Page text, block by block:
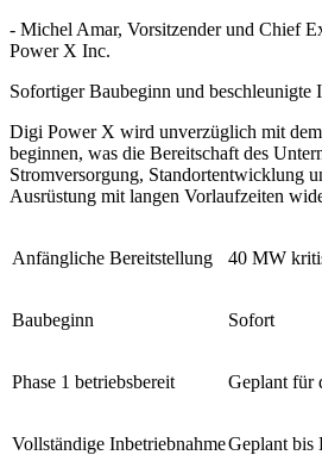
- Michel Amar, Vorsitzender und Chief
Power X Inc.
Sofortiger Baubeginn und beschleunigte
Digi Power X wird unverzüglich mit dem
beginnen, was die Bereitschaft des
Stromversorgung, Standortentwicklung
Ausrüstung mit langen Vorlaufzeiten
Anfängliche Bereitstellung 40 MW
Baubeginn Sofort
Phase 1 betriebsbereit Geplant für
Vollständige InbetriebnahmeGeplant bis